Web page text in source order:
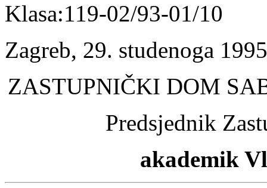
Klasa:119-02/93-01/10
Zagreb, 29. studenoga
ZASTUPNIČKI DOM
Predsjednik
akademik